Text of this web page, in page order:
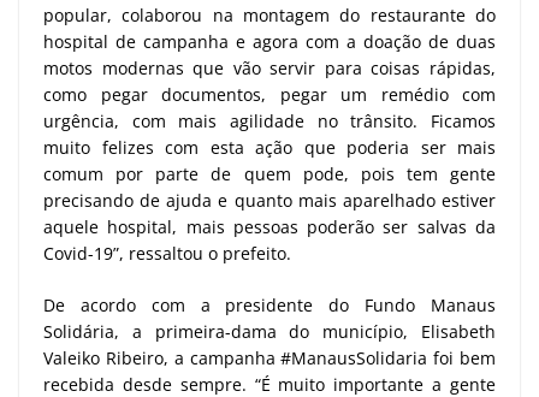
popular, colaborou na montagem do restaurante do
hospital de campanha e agora com a doação de duas
motos modernas que vão servir para coisas rápidas,
como pegar documentos, pegar um remédio com
urgência, com mais agilidade no trânsito. Ficamos
muito felizes com esta ação que poderia ser mais
comum por parte de quem pode, pois tem gente
precisando de ajuda e quanto mais aparelhado estiver
aquele hospital, mais pessoas poderão ser salvas da
Covid-19”, ressaltou o prefeito.
De acordo com a presidente do Fundo Manaus
Solidária, a primeira-dama do município, Elisabeth
Valeiko Ribeiro, a campanha #ManausSolidaria foi bem
recebida desde sempre. “É muito importante a gente